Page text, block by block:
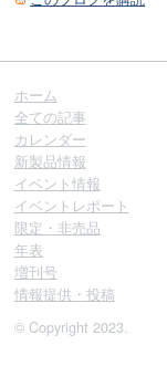
ホーム
全ての記事
カレンダー
新製品情報
イベント情報
イベントレポート
限定・非売品
年表
増刊号
情報提供・投稿
© Copyright 2023.